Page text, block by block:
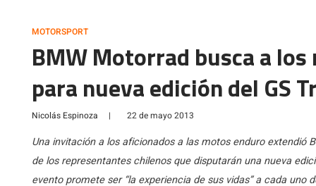
MOTORSPORT
BMW Motorrad busca a
para nueva edición del GS
Nicolás Espinoza | 22 de mayo 2013
Una invitación a los aficionados a las motos enduro extendió
de los representantes chilenos que disputarán una nueva
evento promete ser “la experiencia de sus vidas” a cada uno